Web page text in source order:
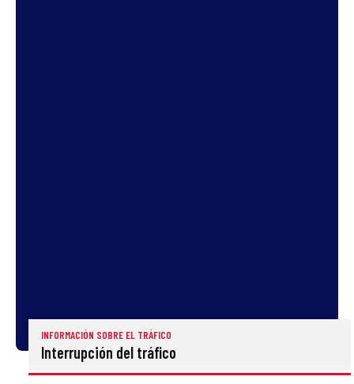
INFORMACIÓN SOBRE EL TRÁFICO
Interrupción del tráfico